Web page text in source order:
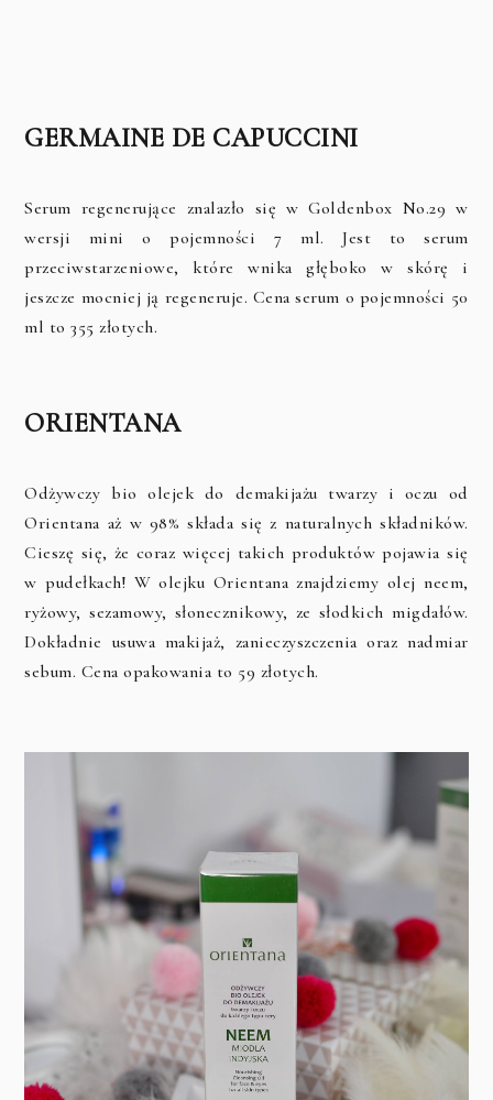
GERMAINE DE CAPUCCINI
Serum regenerujące znalazło się w Goldenbox No.29 w
wersji mini o pojemności 7 ml. Jest to serum
przeciwstarzeniowe, które wnika głęboko w skórę i
jeszcze mocniej ją regeneruje. Cena serum o pojemności 50
ml to 355 złotych.
ORIENTANA
Odżywczy bio olejek do demakijażu twarzy i oczu od
Orientana aż w 98% składa się z naturalnych składników.
Cieszę się, że coraz więcej takich produktów pojawia się
w pudełkach! W olejku Orientana znajdziemy olej neem,
ryżowy, sezamowy, słonecznikowy, ze słodkich migdałów.
Dokładnie usuwa makijaż, zanieczyszczenia oraz nadmiar
sebum. Cena opakowania to 59 złotych.